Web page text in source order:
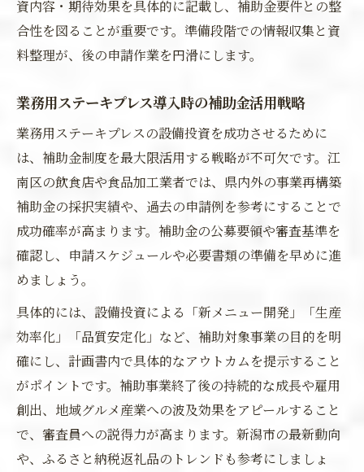
資内容・期待効果を具体的に記載し、補助金要件との整
合性を図ることが重要です。準備段階での情報収集と資
料整理が、後の申請作業を円滑にします。
業務用ステーキプレス導入時の補助金活用戦略
業務用ステーキプレスの設備投資を成功させるために
は、補助金制度を最大限活用する戦略が不可欠です。江
南区の飲食店や食品加工業者では、県内外の事業再構築
補助金の採択実績や、過去の申請例を参考にすることで
成功確率が高まります。補助金の公募要領や審査基準を
確認し、申請スケジュールや必要書類の準備を早めに進
めましょう。
具体的には、設備投資による「新メニュー開発」「生産
効率化」「品質安定化」など、補助対象事業の目的を明
確にし、計画書内で具体的なアウトカムを提示すること
がポイントです。補助事業終了後の持続的な成長や雇用
創出、地域グルメ産業への波及効果をアピールすること
で、審査員への説得力が高まります。新潟市の最新動向
や、ふるさと納税返礼品のトレンドも参考にしましょ